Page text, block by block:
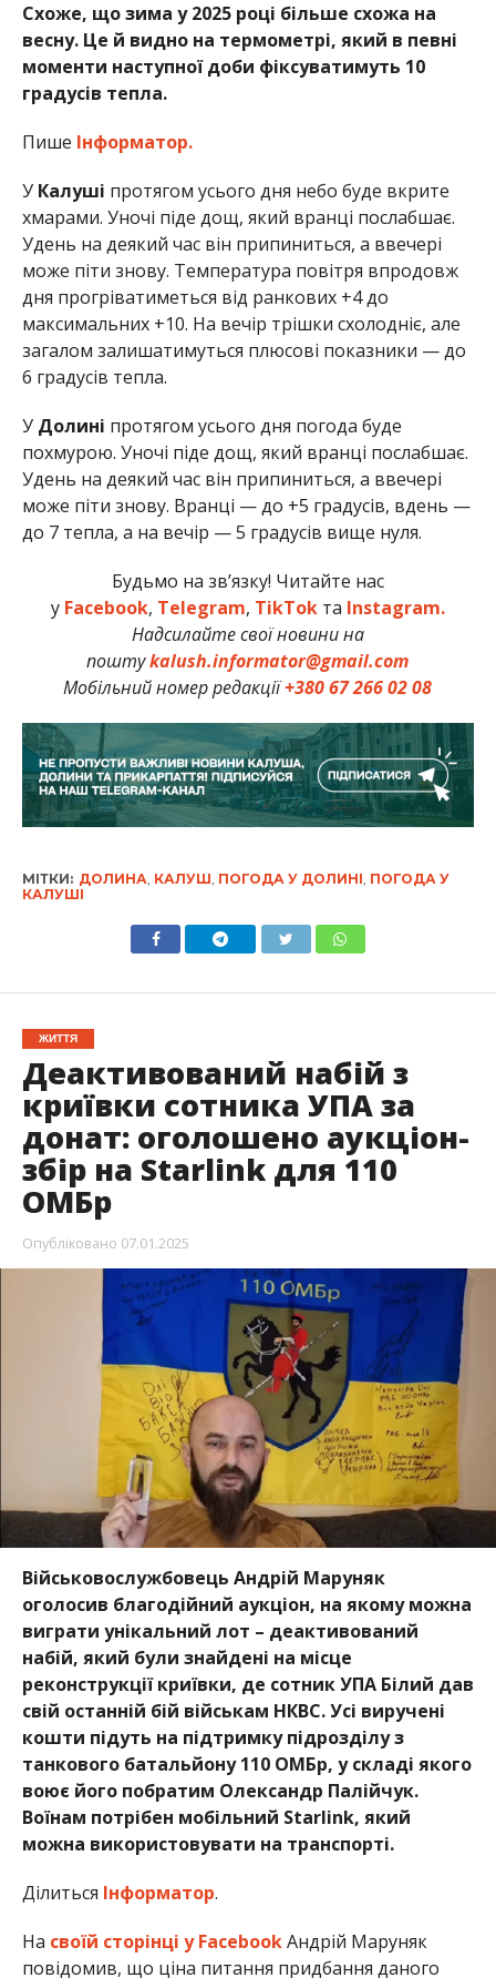
Схоже, що зима у 2025 році більше схожа на
весну. Це й видно на термометрі, який в певні
моменти наступної доби фіксуватимуть 10
градусів тепла.
Пише Інформатор.
У Калуші протягом усього дня небо буде вкрите
хмарами. Уночі піде дощ, який вранці послабшає.
Удень на деякий час він припиниться, а ввечері
може піти знову. Температура повітря впродовж
дня прогріватиметься від ранкових +4 до
максимальних +10. На вечір трішки схолодніє, але
загалом залишатимуться плюсові показники — до
6 градусів тепла.
У Долині протягом усього дня погода буде
похмурою. Уночі піде дощ, який вранці послабшає.
Удень на деякий час він припиниться, а ввечері
може піти знову. Вранці — до +5 градусів, вдень —
до 7 тепла, а на вечір — 5 градусів вище нуля.
Будьмо на зв’язку! Читайте нас
у Facebook, Telegram, TikTokта Instagram.
Надсилайте свої новини на
поштуkalush.informator@gmail.com
Мобільний номер редакції+380 67 266 02 08
МІТКИ: ДОЛИНА КАЛУШ ПОГОДА У ДОЛИНІ ПОГОДА У
КАЛУШІ
ЖИТТЯ
Деактивований набій з
криївки сотника УПА за
донат: оголошено аукціон-
збір на Starlink для 110
ОМБр
Опубліковано 07.01.2025
Військовослужбовець Андрій Маруняк
оголосив благодійний аукціон, на якому можна
виграти унікальний лот – деактивований
набій, який були знайдені на місце
реконструкції криївки, де сотник УПА Білий дав
свій останній бій військам НКВС. Усі виручені
кошти підуть на підтримку підрозділу з
танкового батальйону 110 ОМБр, у складі якого
воює його побратим Олександр Палійчук.
Воїнам потрібен мобільний Starlink, який
можна використовувати на транспорті.
Ділиться Інформатор.
На своїй сторінці у FacebookАндрій Маруняк
повідомив, що ціна питання придбання даного